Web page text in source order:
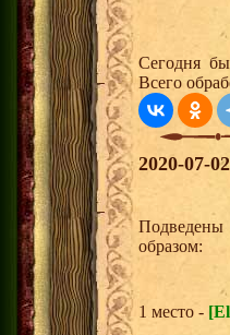
Сегодня
Всего
2020-07-
Подведены
образом:
1 место -